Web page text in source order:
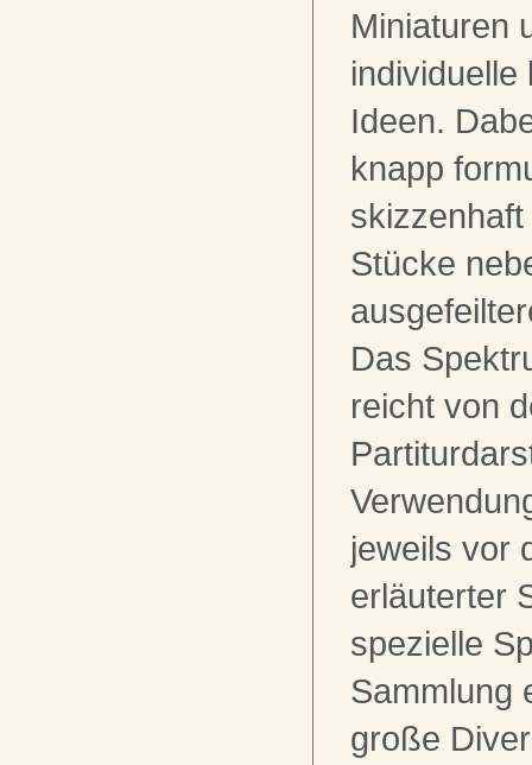
Miniaturen
individuelle
Ideen.
knapp
Stücke
Das
reicht von
jeweils vor
erläuterter
spezielle
Sammlung
große